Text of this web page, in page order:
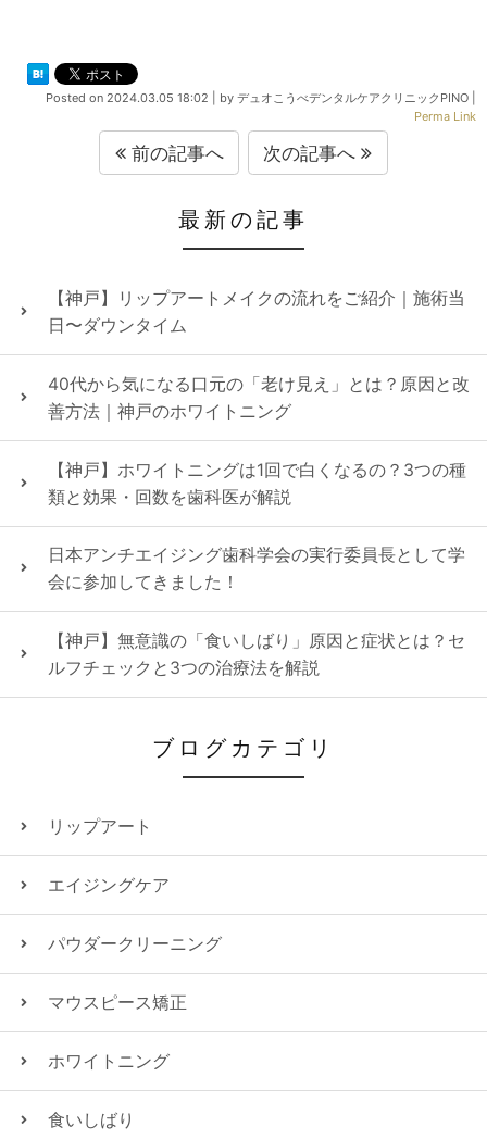
Posted on 2024.03.05 18:02 by デュオこうべデンタルケアクリニックPINO
Perma Link
前の記事へ 次の記事へ
最新の記事
【神戸】リップアートメイクの流れをご紹介｜施術当
日〜ダウンタイム
40代から気になる口元の「老け見え」とは？原因と改
善方法｜神戸のホワイトニング
【神戸】ホワイトニングは1回で白くなるの？3つの種
類と効果・回数を歯科医が解説
日本アンチエイジング歯科学会の実行委員長として学
会に参加してきました！
【神戸】無意識の「食いしばり」原因と症状とは？セ
ルフチェックと3つの治療法を解説
ブログカテゴリ
リップアート
エイジングケア
パウダークリーニング
マウスピース矯正
ホワイトニング
食いしばり